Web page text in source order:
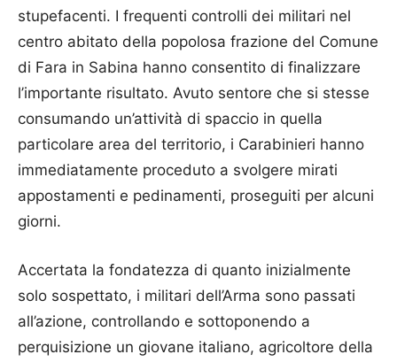
stupefacenti. I frequenti controlli dei militari nel
centro abitato della popolosa frazione del Comune
di Fara in Sabina hanno consentito di finalizzare
l’importante risultato. Avuto sentore che si stesse
consumando un’attività di spaccio in quella
particolare area del territorio, i Carabinieri hanno
immediatamente proceduto a svolgere mirati
appostamenti e pedinamenti, proseguiti per alcuni
giorni.
Accertata la fondatezza di quanto inizialmente
solo sospettato, i militari dell’Arma sono passati
all’azione, controllando e sottoponendo a
perquisizione un giovane italiano, agricoltore della